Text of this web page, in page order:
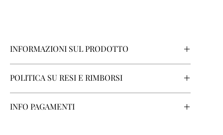
INFORMAZIONI SUL PRODOTTO
Stile del Colletto:F-63 FRENCH COLLAR
Texture del Tessuto:Filo a Filo Texture Leggera in tinta
POLITICA SU RESI E RIMBORSI
diritto di recedere dal Contratto entro un termine di 14
INFO PAGAMENTI